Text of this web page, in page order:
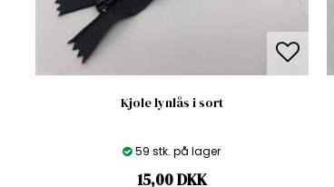
Kjole lynlås i sort
59 stk. på lager
15,00DKK